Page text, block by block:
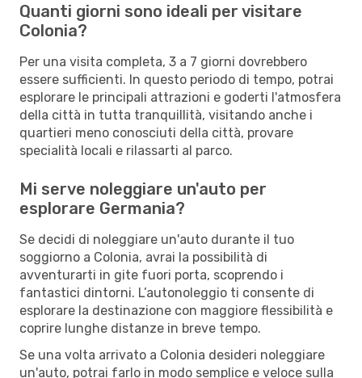
Quanti giorni sono ideali per visitare
Colonia?
Per una visita completa, 3 a 7 giorni dovrebbero
essere sufficienti. In questo periodo di tempo, potrai
esplorare le principali attrazioni e goderti l'atmosfera
della città in tutta tranquillità, visitando anche i
quartieri meno conosciuti della città, provare
specialità locali e rilassarti al parco.
Mi serve noleggiare un'auto per
esplorare Germania?
Se decidi di noleggiare un'auto durante il tuo
soggiorno a Colonia, avrai la possibilità di
avventurarti in gite fuori porta, scoprendo i
fantastici dintorni. L’autonoleggio ti consente di
esplorare la destinazione con maggiore flessibilità e
coprire lunghe distanze in breve tempo.
Se una volta arrivato a Colonia desideri noleggiare
un'auto, potrai farlo in modo semplice e veloce sulla